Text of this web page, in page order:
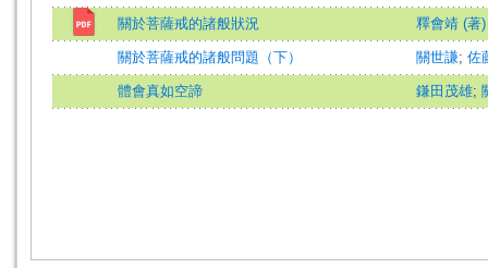
關於菩薩戒的諸般狀況 釋會靖 (著)
關於菩薩戒的諸般問題（下） 關世謙; 佐
體會真如空諦 鎌田茂雄;